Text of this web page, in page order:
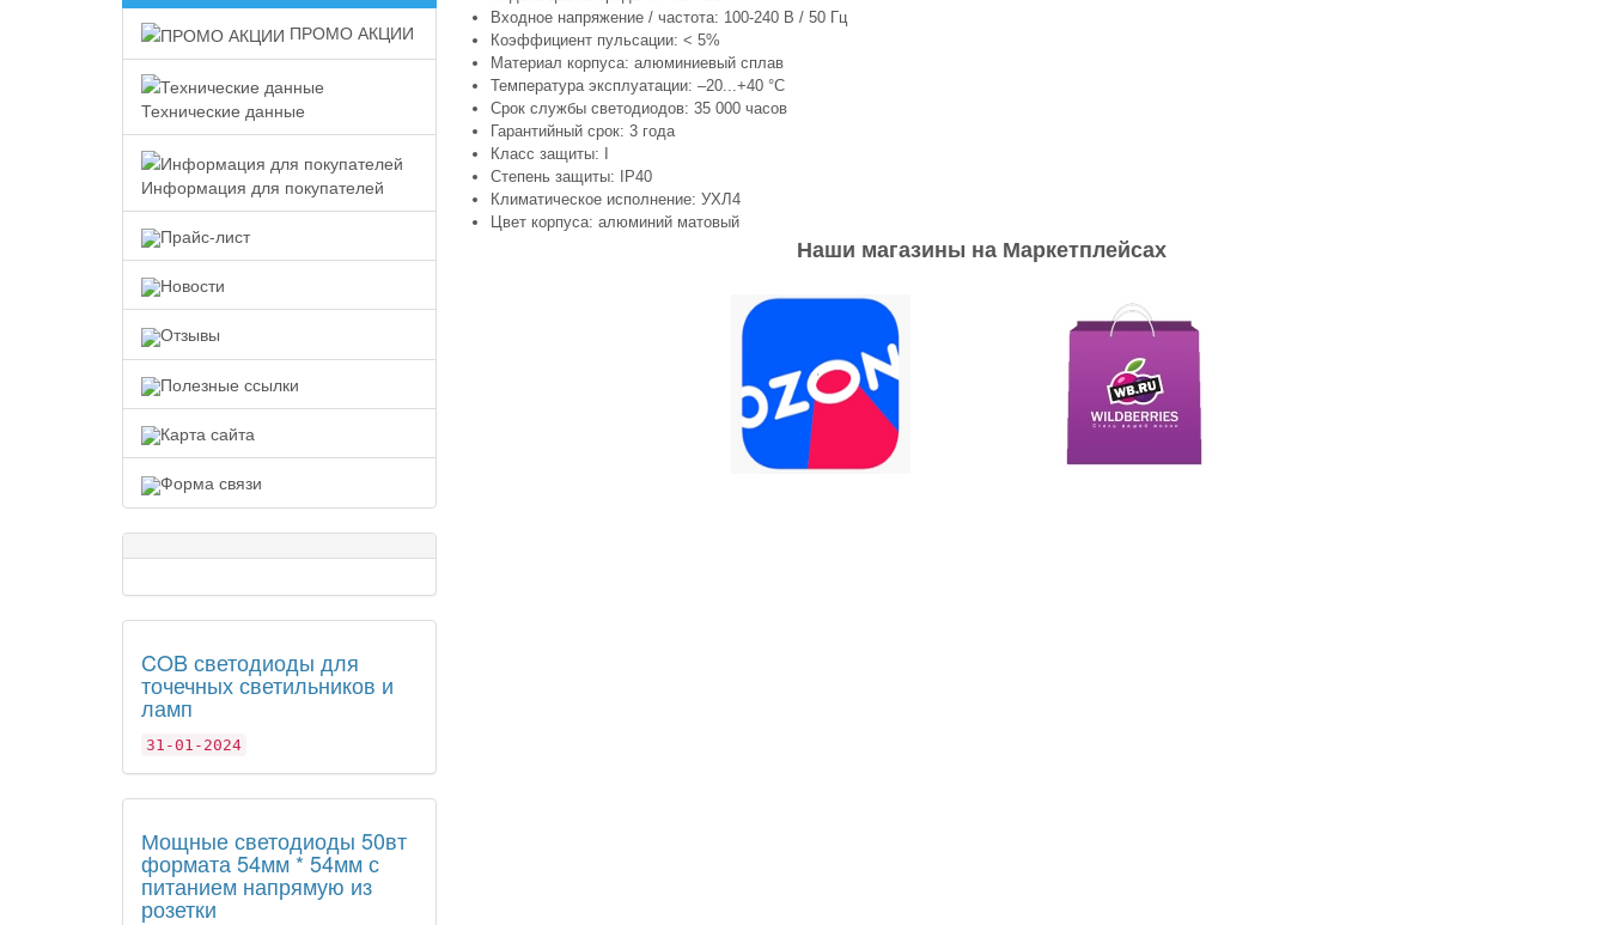
ПРОМО АКЦИИ
Технические данные
Информация для покупателей
Прайс-лист
Новости
Отзывы
Полезные ссылки
Карта сайта
Форма связи
COB светодиоды для
точечных светильников и
ламп
31-01-2024
Мощные светодиоды 50вт
формата 54мм * 54мм с
питанием напрямую из
розетки
Входное напряжение / частота: 100-240 В / 50 Гц
Коэффициент пульсации: < 5%
Материал корпуса: алюминиевый сплав
Температура эксплуатации: –20...+40 °C
Срок службы светодиодов: 35 000 часов
Гарантийный срок: 3 года
Класс защиты: I
Степень защиты: IP40
Климатическое исполнение: УХЛ4
Цвет корпуса: алюминий матовый
Наши магазины на Маркетплейсах